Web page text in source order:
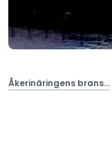
Åkerinäringens brans...